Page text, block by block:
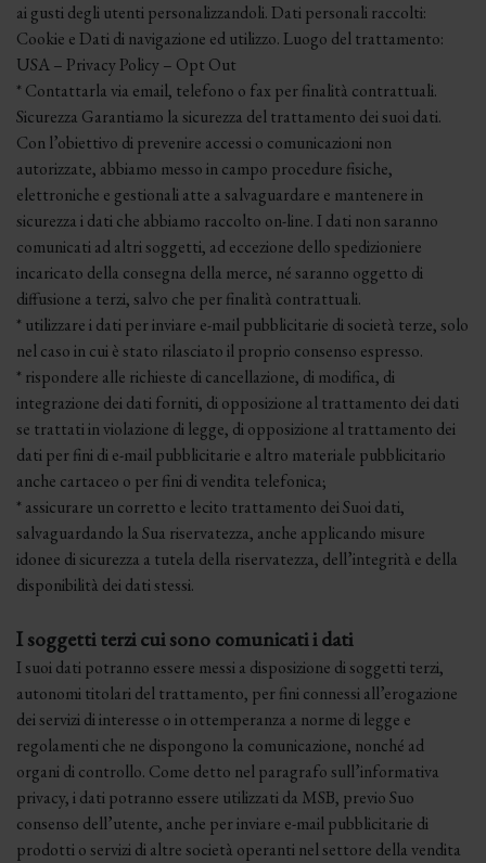
ai gusti degli utenti personalizzandoli. Dati personali raccolti:
Cookie e Dati di navigazione ed utilizzo. Luogo del trattamento:
USA – Privacy Policy – Opt Out
* Contattarla via email, telefono o fax per finalità contrattuali.
Sicurezza Garantiamo la sicurezza del trattamento dei suoi dati.
Con l’obiettivo di prevenire accessi o comunicazioni non
autorizzate, abbiamo messo in campo procedure fisiche,
elettroniche e gestionali atte a salvaguardare e mantenere in
sicurezza i dati che abbiamo raccolto on-line. I dati non saranno
comunicati ad altri soggetti, ad eccezione dello spedizioniere
incaricato della consegna della merce, né saranno oggetto di
diffusione a terzi, salvo che per finalità contrattuali.
* utilizzare i dati per inviare e-mail pubblicitarie di società terze, solo
nel caso in cui è stato rilasciato il proprio consenso espresso.
* rispondere alle richieste di cancellazione, di modifica, di
integrazione dei dati forniti, di opposizione al trattamento dei dati
se trattati in violazione di legge, di opposizione al trattamento dei
dati per fini di e-mail pubblicitarie e altro materiale pubblicitario
anche cartaceo o per fini di vendita telefonica;
* assicurare un corretto e lecito trattamento dei Suoi dati,
salvaguardando la Sua riservatezza, anche applicando misure
idonee di sicurezza a tutela della riservatezza, dell’integrità e della
disponibilità dei dati stessi.
I soggetti terzi cui sono comunicati i dati
I suoi dati potranno essere messi a disposizione di soggetti terzi,
autonomi titolari del trattamento, per fini connessi all’erogazione
dei servizi di interesse o in ottemperanza a norme di legge e
regolamenti che ne dispongono la comunicazione, nonché ad
organi di controllo. Come detto nel paragrafo sull’informativa
privacy, i dati potranno essere utilizzati da MSB, previo Suo
consenso dell’utente, anche per inviare e-mail pubblicitarie di
prodotti o servizi di altre società operanti nel settore della vendita